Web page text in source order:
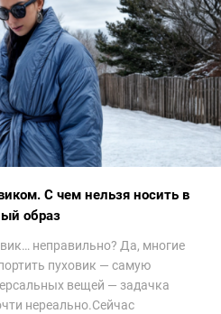
С чем нельзя носить в
образ
неправильно? Да, многие
пуховик — самую
вещей — задачка
нереально.Сейчас